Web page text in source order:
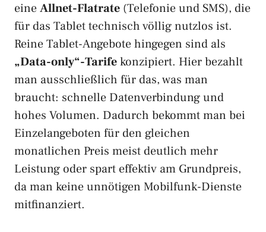
eineAllnet-Flatrate (Telefonie und SMS), die
für das Tablet technisch völlig nutzlos ist.
Reine Tablet-Angebote hingegen sind als
„Data-only“-Tarifekonzipiert. Hier bezahlt
man ausschließlich für das, was man
braucht: schnelle Datenverbindung und
hohes Volumen. Dadurch bekommt man bei
Einzelangeboten für den gleichen
monatlichen Preis meist deutlich mehr
Leistung oder spart effektiv am Grundpreis,
da man keine unnötigen Mobilfunk-Dienste
mitfinanziert.